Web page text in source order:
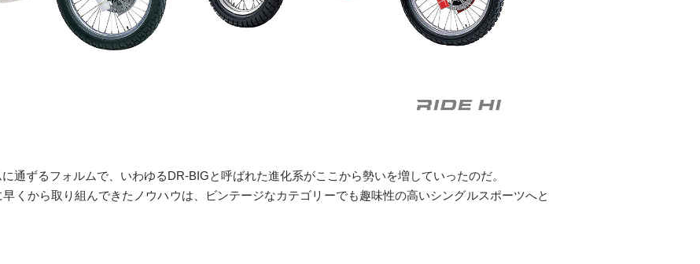
通ずるフォルムで、いわゆるDR-BIGと呼ばれた進化系がここから勢いを増していったのだ。
くから取り組んできたノウハウは、ビンテージなカテゴリーでも趣味性の高いシングルスポーツへと